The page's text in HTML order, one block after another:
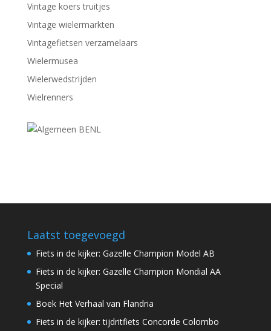
Vintage koers truitjes
Vintage wielermarkten
Vintagefietsen verzamelaars
Wielermusea
Wielerwedstrijden
Wielrenners
Laatst toegevoegd
Fiets in de kijker: Gazelle Champion Model AB
Fiets in de kijker: Gazelle Champion Mondial AA
Special
Boek Het Verhaal van Flandria
Fiets in de kijker: tijdritfiets Concorde Colombo